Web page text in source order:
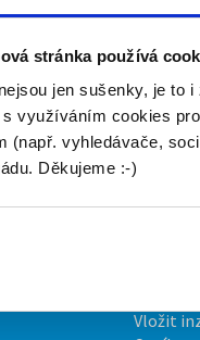
stránka používá
jen sušenky, je to
s využíváním cookies
(např. vyhledávače,
Děkujeme :-)
Vložit